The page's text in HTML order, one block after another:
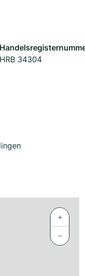
HRB 34304
+
−